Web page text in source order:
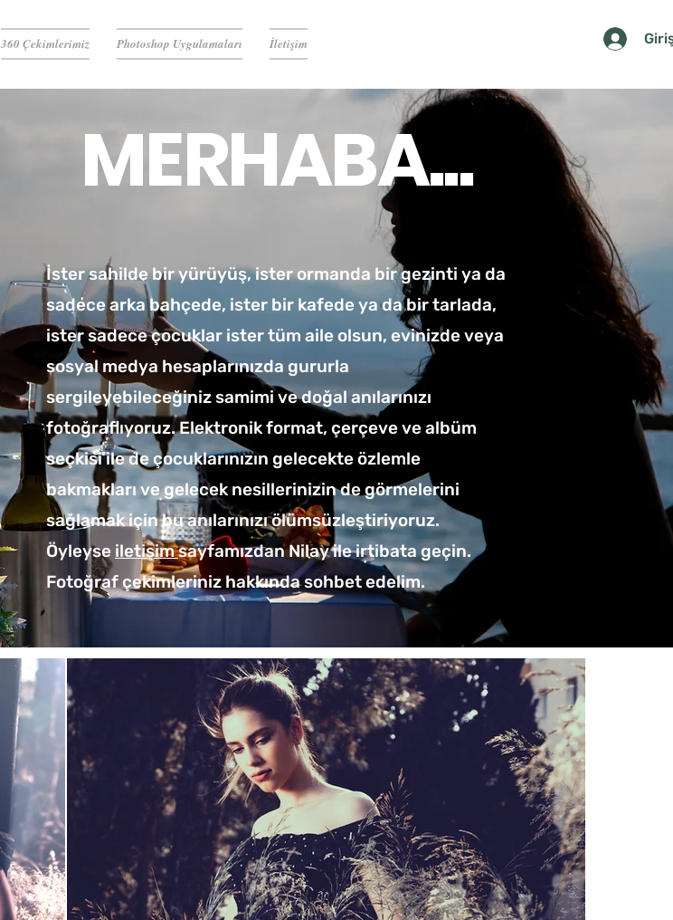
360 Çekimlerimiz Photoshop Uygulamaları İletişim
İster sahilde bir yürüyüş, ister ormanda bir gezinti ya da
sadece arka bahçede, ister bir kafede ya da bir tarlada,
ister sadece çocuklar ister tüm aile olsun, evinizde veya
sosyal medya hesaplarınızda gururla
sergileyebileceğiniz samimi ve doğal anılarınızı
fotoğraflıyoruz. Elektronik format, çerçeve ve albüm
seçkisi ile de çocuklarınızın gelecekte özlemle
bakmakları ve gelecek nesillerinizin de görmelerini
sağlamak için bu anılarınızı ölümsüzleştiriyoruz.
Öyleyse iletişimsayfamızdan Nilay ile irtibata geçin.
Fotoğraf çekimleriniz hakkında sohbet edelim.
MERHABA...